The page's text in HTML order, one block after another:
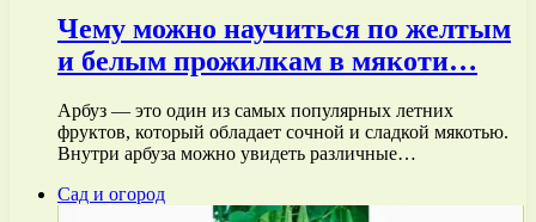
Чему можно научиться по желтым
и белым прожилкам в мякоти…
Арбуз — это один из самых популярных летних
фруктов, который обладает сочной и сладкой мякотью.
Внутри арбуза можно увидеть различные…
Сад и огород